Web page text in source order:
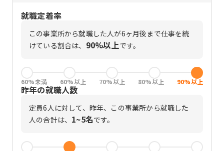
就職定着率
この事業所から就職した人が6ヶ月後まで仕事を続
けている割合は、 90%以上です。
60%未満 60%以上 70%以上 80%以上 90%以上
昨年の就職人数
定員6人に対して、昨年、この事業所から就職した
人の合計は、 1~5名です。